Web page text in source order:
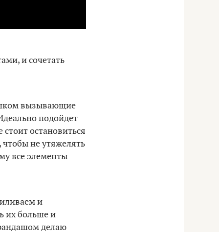
и сочетать
вызывающие
подойдет
остановиться
не утяжелять
все элементы
и
их больше и
делаю